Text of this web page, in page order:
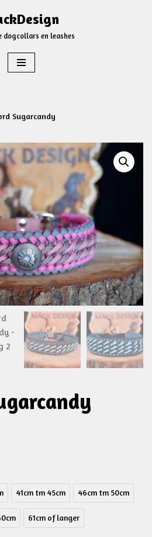
dogcollars en leashes
Sugarcandy
41cm tm 45cm 46cm tm 50cm
61cm of langer